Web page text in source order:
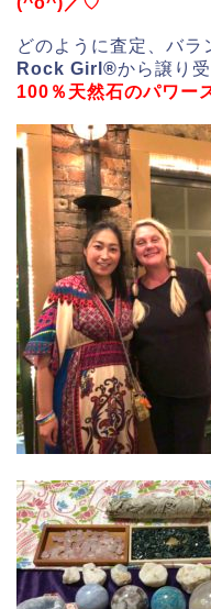
どのように査定、バラ
Rock Girl®から譲り
100％天然石のパワー